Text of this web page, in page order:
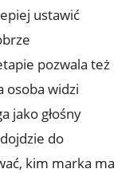
ustawić
pozwala też
osoba widzi
jako głośny
do
kim marka ma